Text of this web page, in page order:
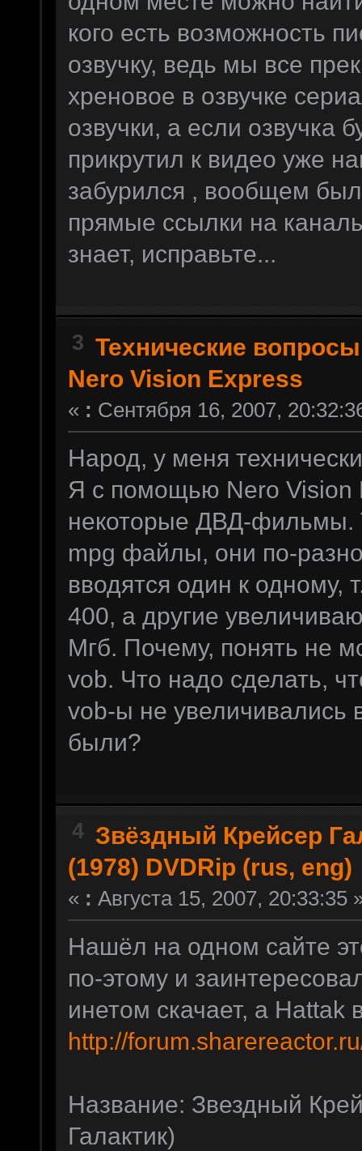
кого есть возможность
озвучку, ведь мы все
хреновое в озвучке
озвучки, а если озвучка
прикрутил к видео уже
забурился , вообщем
прямые ссылки на
знает, исправьте...
3 Технические вопросы
Nero Vision Express
« : Сентября 16, 2007,
Народ, у меня
Я с помощью Nero Vision
некоторые ДВД-фильмы.
mpg файлы, они по-
вводятся один к
400, а другие
Мгб. Почему, понять не
vob. Что надо сделать,
vob-ы не увеличивались
были?
4 Звёздный Крейсер
(1978) DVDRip (rus, eng)
« : Августа 15, 2007, 20:33:35
Нашёл на одном сайте
по-этому и
инетом скачает, а
http://
Название: Звездный
Галактик)